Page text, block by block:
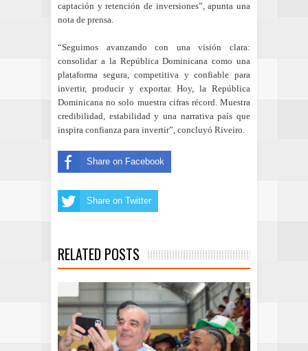
captación y retención de inversiones”, apunta una
nota de prensa.
“Seguimos avanzando con una visión clara:
consolidar a la República Dominicana como una
plataforma segura, competitiva y confiable para
invertir, producir y exportar. Hoy, la República
Dominicana no solo muestra cifras récord. Muestra
credibilidad, estabilidad y una narrativa país que
inspira confianza para invertir”, concluyó Riveiro.
Share on Facebook
Share on Twitter
RELATED POSTS